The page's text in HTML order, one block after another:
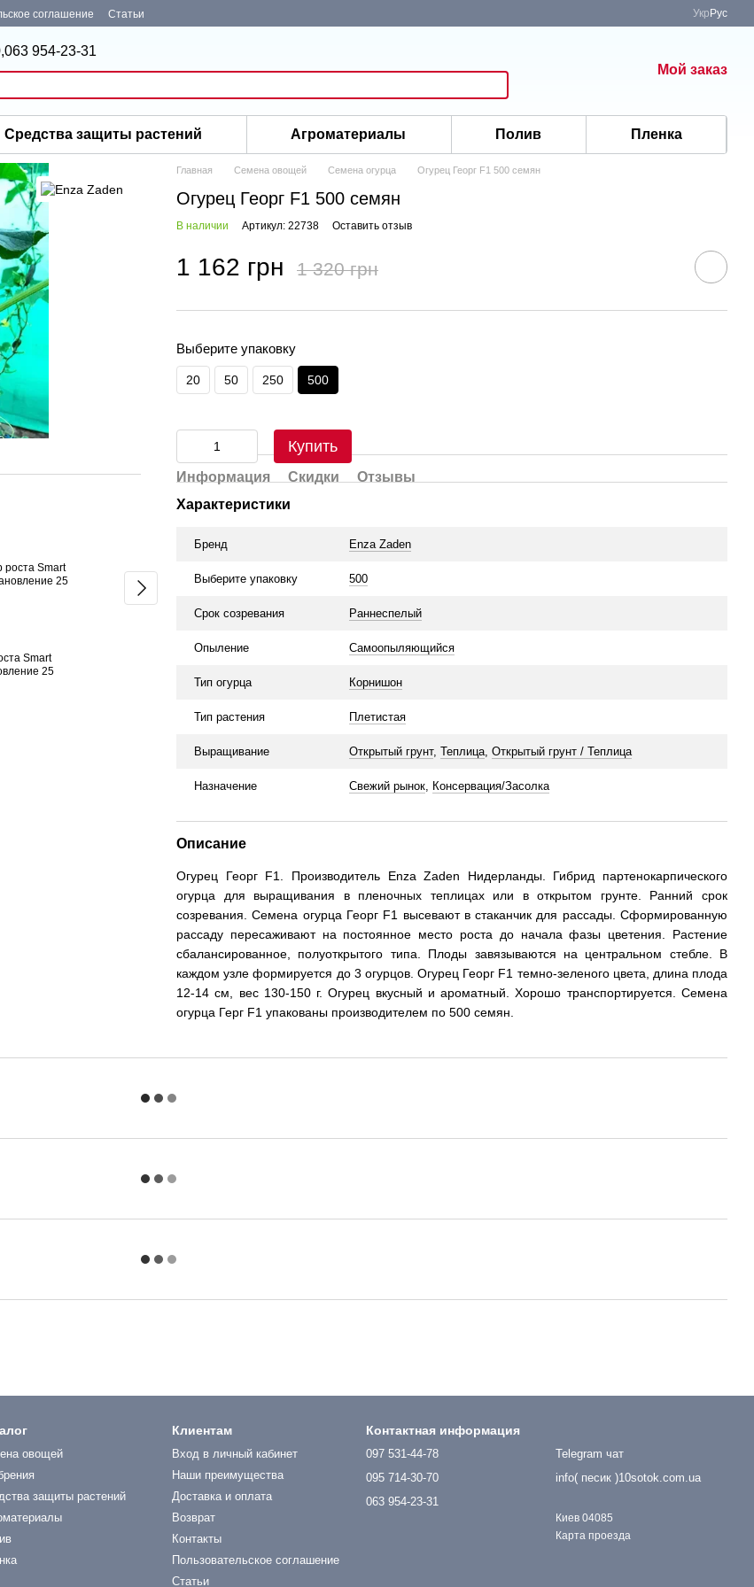
соглашение Статьи Укр Рус
063 954-23-31
Мой заказ
Средства защиты растений Агроматериалы Полив Пленка
Smart
25
Основне підживлення
Минеральное удобрение
Главная Семена овощей Семена огурца Огурец Георг F1 500 семян
Огурец Георг F1 500 семян
В наличии Артикул: 22738 Оставить отзыв
1 162 грн 1 320 грн
Выберите упаковку
20 50 250 500
Купить
Информация Скидки
Отзывы
Характеристики
Бренд Enza Zaden
Выберите упаковку 500
Срок созревания Раннеспелый
Опыление Самоопыляющийся
Тип огурца Корнишон
Тип растения Плетистая
Выращивание Открытый грунт, Теплица, Открытый грунт / Теплица
Назначение Свежий рынок, Консервация/Засолка
Описание
Огурец Георг F1. Производитель Enza Zaden Нидерланды. Гибрид партенокарпического
огурца для выращивания в пленочных теплицах или в открытом грунте. Ранний срок
созревания. Семена огурца Георг F1 высевают в стаканчик для рассады. Сформированную
рассаду пересаживают на постоянное место роста до начала фазы цветения. Растение
сбалансированное, полуоткрытого типа. Плоды завязываются на центральном стебле. В
каждом узле формируется до 3 огурцов. Огурец Георг F1 темно-зеленого цвета, длина плода
12-14 см, вес 130-150 г. Огурец вкусный и ароматный. Хорошо транспортируется. Семена
огурца Герг F1 упакованы производителем по 500 семян.
овощей
защиты растений
Клиентам
Вход в личный кабинет
Наши преимущества
Доставка и оплата
Возврат
Контакты
Пользовательское соглашение
Статьи
Контактная информация
097 531-44-78
095 714-30-70
063 954-23-31
Telegram чат
info( песик )10sotok.com.ua
Киев 04085
Карта проезда